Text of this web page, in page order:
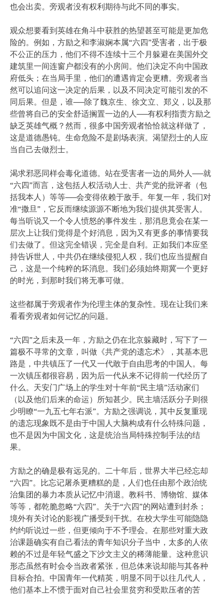
也会出卖。旁观者没有权利期待与此不同的事实。
观众想要看到英雄在角斗中获胜的热望甚至可能是更加危
险的。例如，方励之和李淑娴本属“六四”受害者，出于极
不公正的压力，他们不得不连续十三个月躲避在美国外交
建筑里一间连窗户都没有的小房间。他们决定不向中国政
府低头；在当局手里，他们的遭遇肯定会更糟。旁观者当
然可以追问这一决定的后果，以及不同决定可能引发的不
同后果。但是，谁──除了魏京生、徐文立、郑义，以及那
些曾将自己的安全舒适搁置一边的人──有权利指责方励之
缺乏英雄气概？然而，很多中国旁观者恰恰就这样做了，
这是道德愚钝。生命危险不是剧场表演。渴望烈士的人应
当自己去做烈士。
渴求邪恶同样会毒化道德。站在受害者一边的局外人──就
“六四”而言，这包括人权活动人士、共产党的批评者（包
括我本人）等等──会变得依赖于敌手。年复一年，我们对
准“撒旦”，它反而继续源源不断地为我们提供其受害人。
每当听说又一个令人愤怒的事件发生，那消息竟会在某一
层次上让我们觉得是个好消息，因为又有更多的事情要我
们去做了。但这完全错误，完全是自利。正如我们本应坚
持告诉世人，中共仍在继续侵犯人权，我们也应当提醒自
己，这是一个纯粹的坏消息。我们必须始终期冀一个更好
的时光，到那时我们将无事可做。
这些都属于旁观者作为伦理主体的复杂性。现在让我们来
看看旁观者如何记忆的问题。
“六四”之后未及一年，方励之仍在北京躲藏时，写下了一
篇极不寻常的文章，叫做《共产党的遗忘术》，其基本思
路是，中共镇压了一代又一代敢于自由思考的中国人。每
一次镇压都很容易，因为后一代从来不记得前一代经历了
什么。天安门广场上的学生对十年前“民主墙”活动家们
（以及他们后来的命运）所知甚少。民主墙活跃分子则很
少明瞭“一九五七年右派”。方励之强调说，其中反复重现
的遗忘现象既不是由于中国人大脑构成有什么特殊问题，
也不是因为中国文化，这是统治当局特殊控制手法的结
果。
方励之的确是极有远见的。二十年后，世界大半已经忘却
“六四”。比忘记屠杀更糟糕的是，人们也任由那个政治统
治集团的暴力本质从记忆中消退。教科书、博物馆、媒体
等等，都乾脆忽略“六四”。关于“六四”的网站遭到封杀；
境外有关讨论的影视广播受到干扰。在校大学生可能隐隐
约约听说过一些，但更倾向于不予理会。在那些对重大政
治课题确实有自己看法的青年知识分子当中，太多的人依
赖的不过是年轻气盛之下沙文主义的稀薄能量。这种意识
形态虽然有时会令当政者紧张，但总体来说却能与其各种
目标合拍。中国青年一代精英，明显不同于以往几代人，
他们基本上不惯于面对自己社会里贫穷和受欺压者的苦